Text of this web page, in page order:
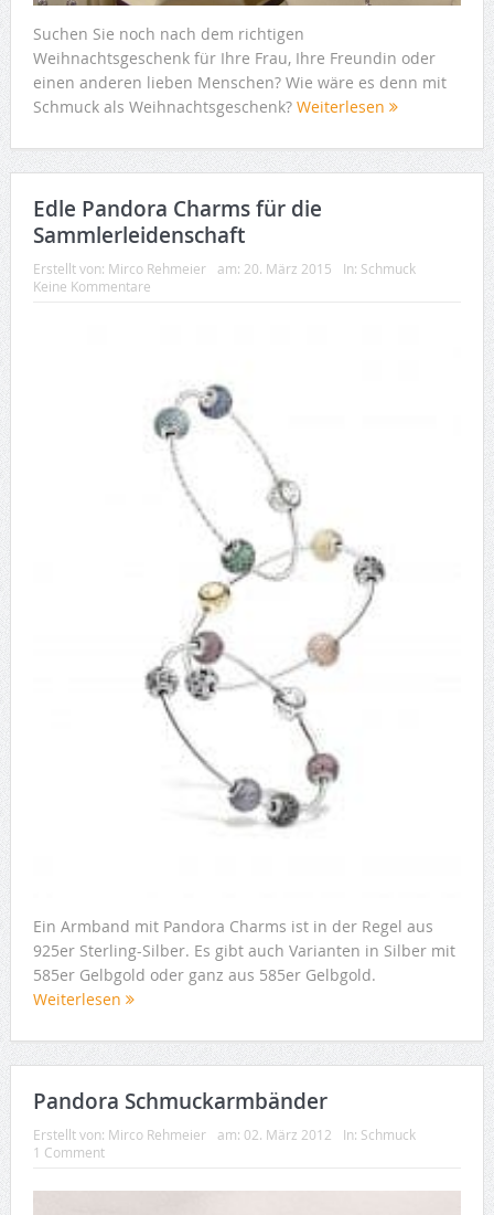
Suchen Sie noch nach dem richtigen
Weihnachtsgeschenk für Ihre Frau, Ihre Freundin oder
einen anderen lieben Menschen? Wie wäre es denn mit
Schmuck als Weihnachtsgeschenk? Weiterlesen
Edle Pandora Charms für die
Sammlerleidenschaft
Erstellt von: Mirco Rehmeier am: 20. März 2015 In: Schmuck
Keine Kommentare
Ein Armband mit Pandora Charms ist in der Regel aus
925er Sterling-Silber. Es gibt auch Varianten in Silber mit
585er Gelbgold oder ganz aus 585er Gelbgold.
Weiterlesen
Pandora Schmuckarmbänder
Erstellt von: Mirco Rehmeier am: 02. März 2012 In: Schmuck
1 Comment